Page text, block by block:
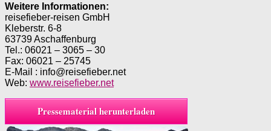
Weitere Informationen:
reisefieber-reisen GmbH
Kleberstr. 6-8
63739 Aschaffenburg
Tel.: 06021 – 3065 – 30
Fax: 06021 – 25745
E-Mail : info@reisefieber.net
Web: www.reisefieber.net
Pressematerial herunterladen